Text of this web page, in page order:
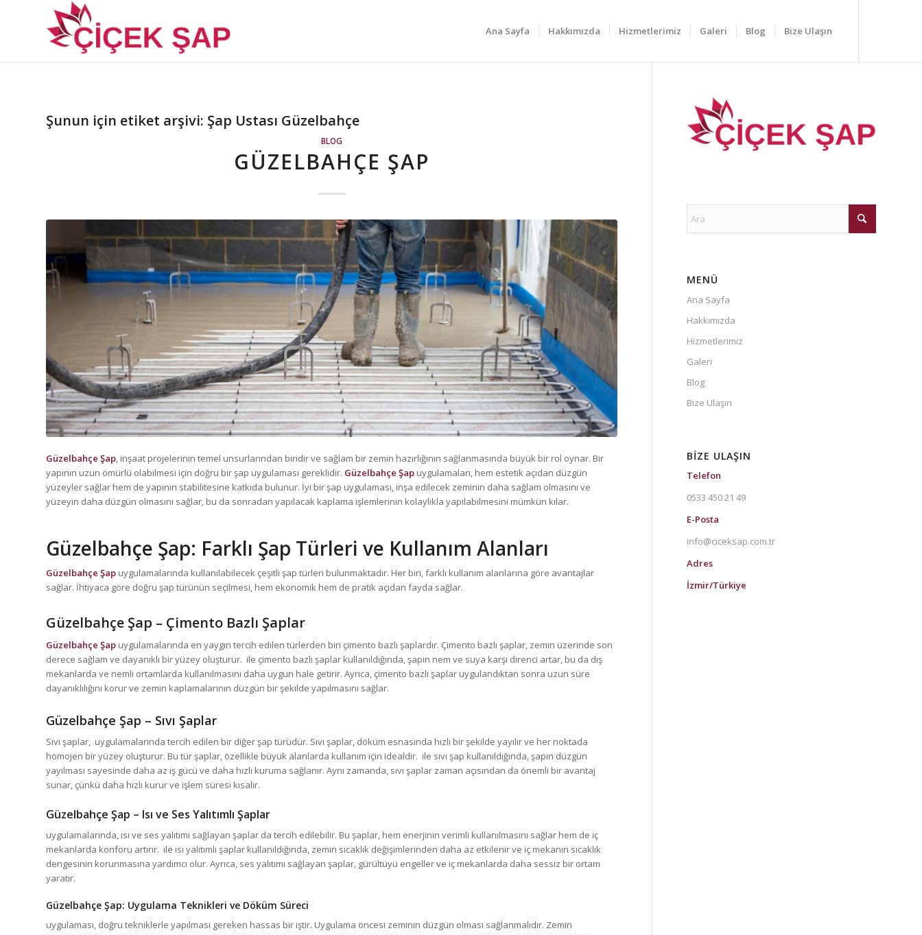
Ana Sayfa Hakkımızda Hizmetlerimiz Galeri Blog Bize Ulaşın
Şunun için etiket arşivi: Şap Ustası Güzelbahçe
BLOG
GÜZELBAHÇE ŞAP
Güzelbahçe Şap , inşaat projelerinin temel unsurlarından biridir ve sağlam bir zemin hazırlığının sağlanmasında büyük bir rol oynar. Bir
yapının uzun ömürlü olabilmesi için doğru bir şap uygulaması gereklidir. Güzelbahçe Şap uygulamaları, hem estetik açıdan düzgün
yüzeyler sağlar hem de yapının stabilitesine katkıda bulunur. İyi bir şap uygulaması, inşa edilecek zeminin daha sağlam olmasını ve
yüzeyin daha düzgün olmasını sağlar, bu da sonradan yapılacak kaplama işlemlerinin kolaylıkla yapılabilmesini mümkün kılar.
Güzelbahçe Şap: Farklı Şap Türleri ve Kullanım Alanları
Güzelbahçe Şap uygulamalarında kullanılabilecek çeşitli şap türleri bulunmaktadır. Her biri, farklı kullanım alanlarına göre avantajlar
sağlar. İhtiyaca göre doğru şap türünün seçilmesi, hem ekonomik hem de pratik açıdan fayda sağlar.
Güzelbahçe Şap – Çimento Bazlı Şaplar
Güzelbahçe Şap uygulamalarında en yaygın tercih edilen türlerden biri çimento bazlı şaplardır. Çimento bazlı şaplar, zemin üzerinde son
derece sağlam ve dayanıklı bir yüzey oluşturur. ile çimento bazlı şaplar kullanıldığında, şapın nem ve suya karşı direnci artar, bu da dış
mekanlarda ve nemli ortamlarda kullanılmasını daha uygun hale getirir. Ayrıca, çimento bazlı şaplar uygulandıktan sonra uzun süre
dayanıklılığını korur ve zemin kaplamalarının düzgün bir şekilde yapılmasını sağlar.
Güzelbahçe Şap – Sıvı Şaplar
Sıvı şaplar, uygulamalarında tercih edilen bir diğer şap türüdür. Sıvı şaplar, döküm esnasında hızlı bir şekilde yayılır ve her noktada
homojen bir yüzey oluşturur. Bu tür şaplar, özellikle büyük alanlarda kullanım için idealdir. ile sıvı şap kullanıldığında, şapın düzgün
yayılması sayesinde daha az iş gücü ve daha hızlı kuruma sağlanır. Aynı zamanda, sıvı şaplar zaman açısından da önemli bir avantaj
sunar, çünkü daha hızlı kurur ve işlem süresi kısalır.
Güzelbahçe Şap – Isı ve Ses Yalıtımlı Şaplar
uygulamalarında, ısı ve ses yalıtımı sağlayan şaplar da tercih edilebilir. Bu şaplar, hem enerjinin verimli kullanılmasını sağlar hem de iç
mekanlarda konforu artırır. ile ısı yalıtımlı şaplar kullanıldığında, zemin sıcaklık değişimlerinden daha az etkilenir ve iç mekanın sıcaklık
dengesinin korunmasına yardımcı olur. Ayrıca, ses yalıtımı sağlayan şaplar, gürültüyü engeller ve iç mekanlarda daha sessiz bir ortam
yaratır.
Güzelbahçe Şap: Uygulama Teknikleri ve Döküm Süreci
uygulaması, doğru tekniklerle yapılması gereken hassas bir iştir. Uygulama öncesi zeminin düzgün olması sağlanmalıdır. Zemin
MENÜ
Ana Sayfa
Hakkımızda
Hizmetlerimiz
Galeri
Blog
Bize Ulaşın
BIZE ULAŞIN
Telefon
0533 450 21 49
E-Posta
info@ciceksap.com.tr
Adres
İzmir/Türkiye